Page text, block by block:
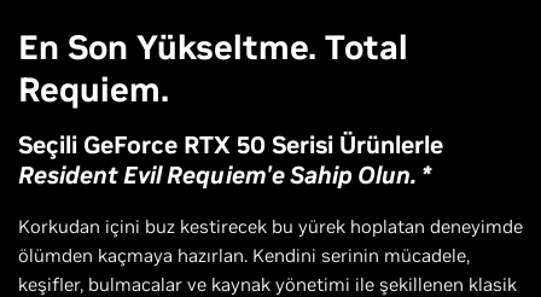
En Son Yükseltme. Total
Requiem.
Seçili GeForce RTX 50 Serisi Ürünlerle
Resident Evil Requiem'eSahip Olun. *
Korkudan içini buz kestirecek bu yürek hoplatan deneyimde
ölümden kaçmaya hazırlan. Kendini serinin mücadele,
keşifler, bulmacalar ve kaynak yönetimi ile şekillenen klasik